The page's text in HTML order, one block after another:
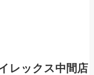
レックス中間店